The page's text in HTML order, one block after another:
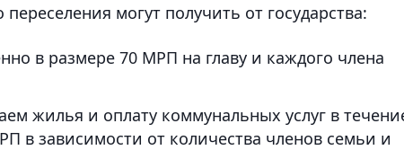
могут получить от государства:
в размере 70 МРП на главу и каждого члена
жилья и оплату коммунальных услуг в
в зависимости от количества членов семьи и